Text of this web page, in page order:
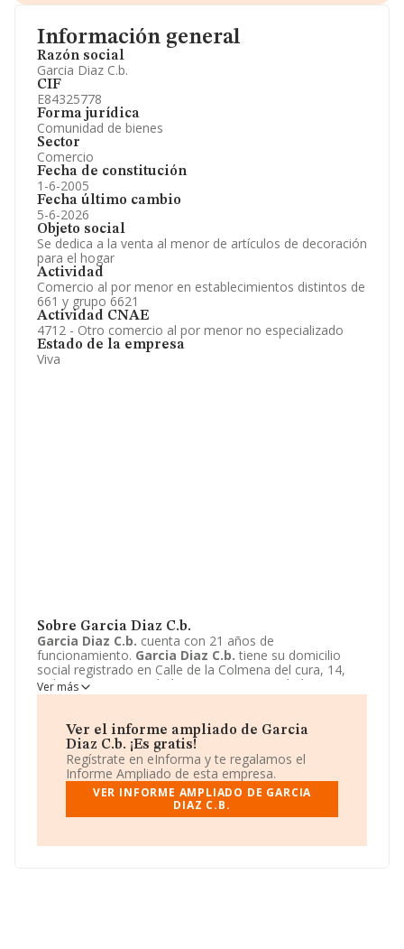
Información general
Razón social
Garcia Diaz C.b.
CIF
E84325778
Forma jurídica
Comunidad de bienes
Sector
Comercio
Fecha de constitución
1-6-2005
Fecha último cambio
5-6-2026
Objeto social
Se dedica a la venta al menor de artículos de decoración
para el hogar
Actividad
Comercio al por menor en establecimientos distintos de
661 y grupo 6621
Actividad CNAE
4712 - Otro comercio al por menor no especializado
Estado de la empresa
Viva
Sobre Garcia Diaz C.b.
Garcia Diaz C.b. cuenta con 21 años de
funcionamiento. Garcia Diaz C.b. tiene su domicilio
social registrado en Calle de la Colmena del cura, 14,
Colmenar Viejo, Madrid. Enmarca su actividad CNAE
principal como 4712 - Otro comercio al por menor no
Comunidad de bienes.
Ver más
Ver el informe ampliado de Garcia
Diaz C.b. ¡Es gratis!
Regístrate en eInforma y te regalamos el
Informe Ampliado de esta empresa.
VER INFORME AMPLIADO DE GARCIA
DIAZ C.B.
Información oficial y registral complementaria.